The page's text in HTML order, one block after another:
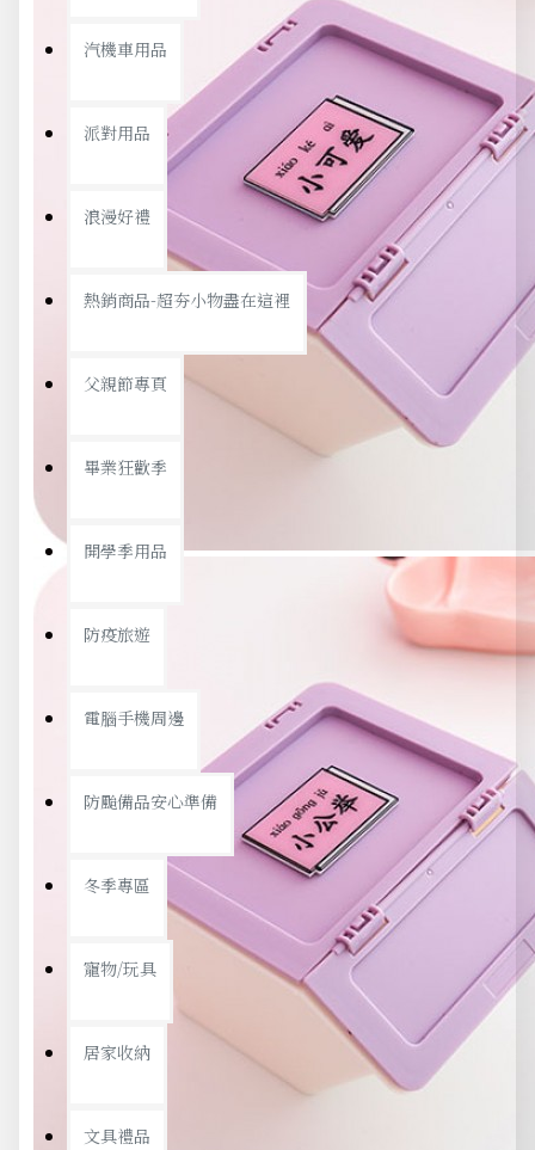
汽機車用品
派對用品
浪漫好禮
熱銷商品-超夯小物盡在這裡
父親節專頁
畢業狂歡季
開學季用品
防疫旅遊
電腦手機周邊
防颱備品安心準備
冬季專區
寵物/玩具
居家收納
文具禮品